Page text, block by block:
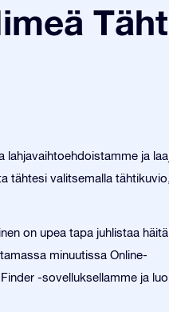
lahjavaihtoehdoistamme ja
tähtesi valitsemalla tähtikuvio,
on upea tapa juhlistaa
minuutissa Online-
-sovelluksellamme ja